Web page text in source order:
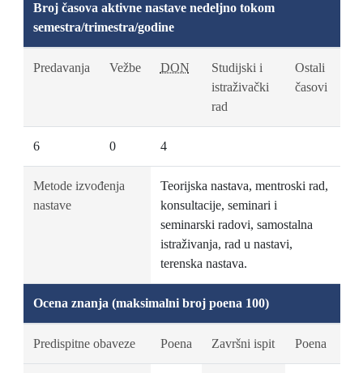
Broj časova aktivne nastave nedeljno tokom
semestra/trimestra/godine
Predavanja Vežbe DON
Studijski i
istraživački
rad
Ostali
časovi
6 0 4
Metode izvođenja
nastave
Teorijska nastava, mentroski rad,
konsultacije, seminari i
seminarski radovi, samostalna
istraživanja, rad u nastavi,
terenska nastava.
Ocena znanja (maksimalni broj poena 100)
Predispitne obaveze Poena Završni ispit Poena